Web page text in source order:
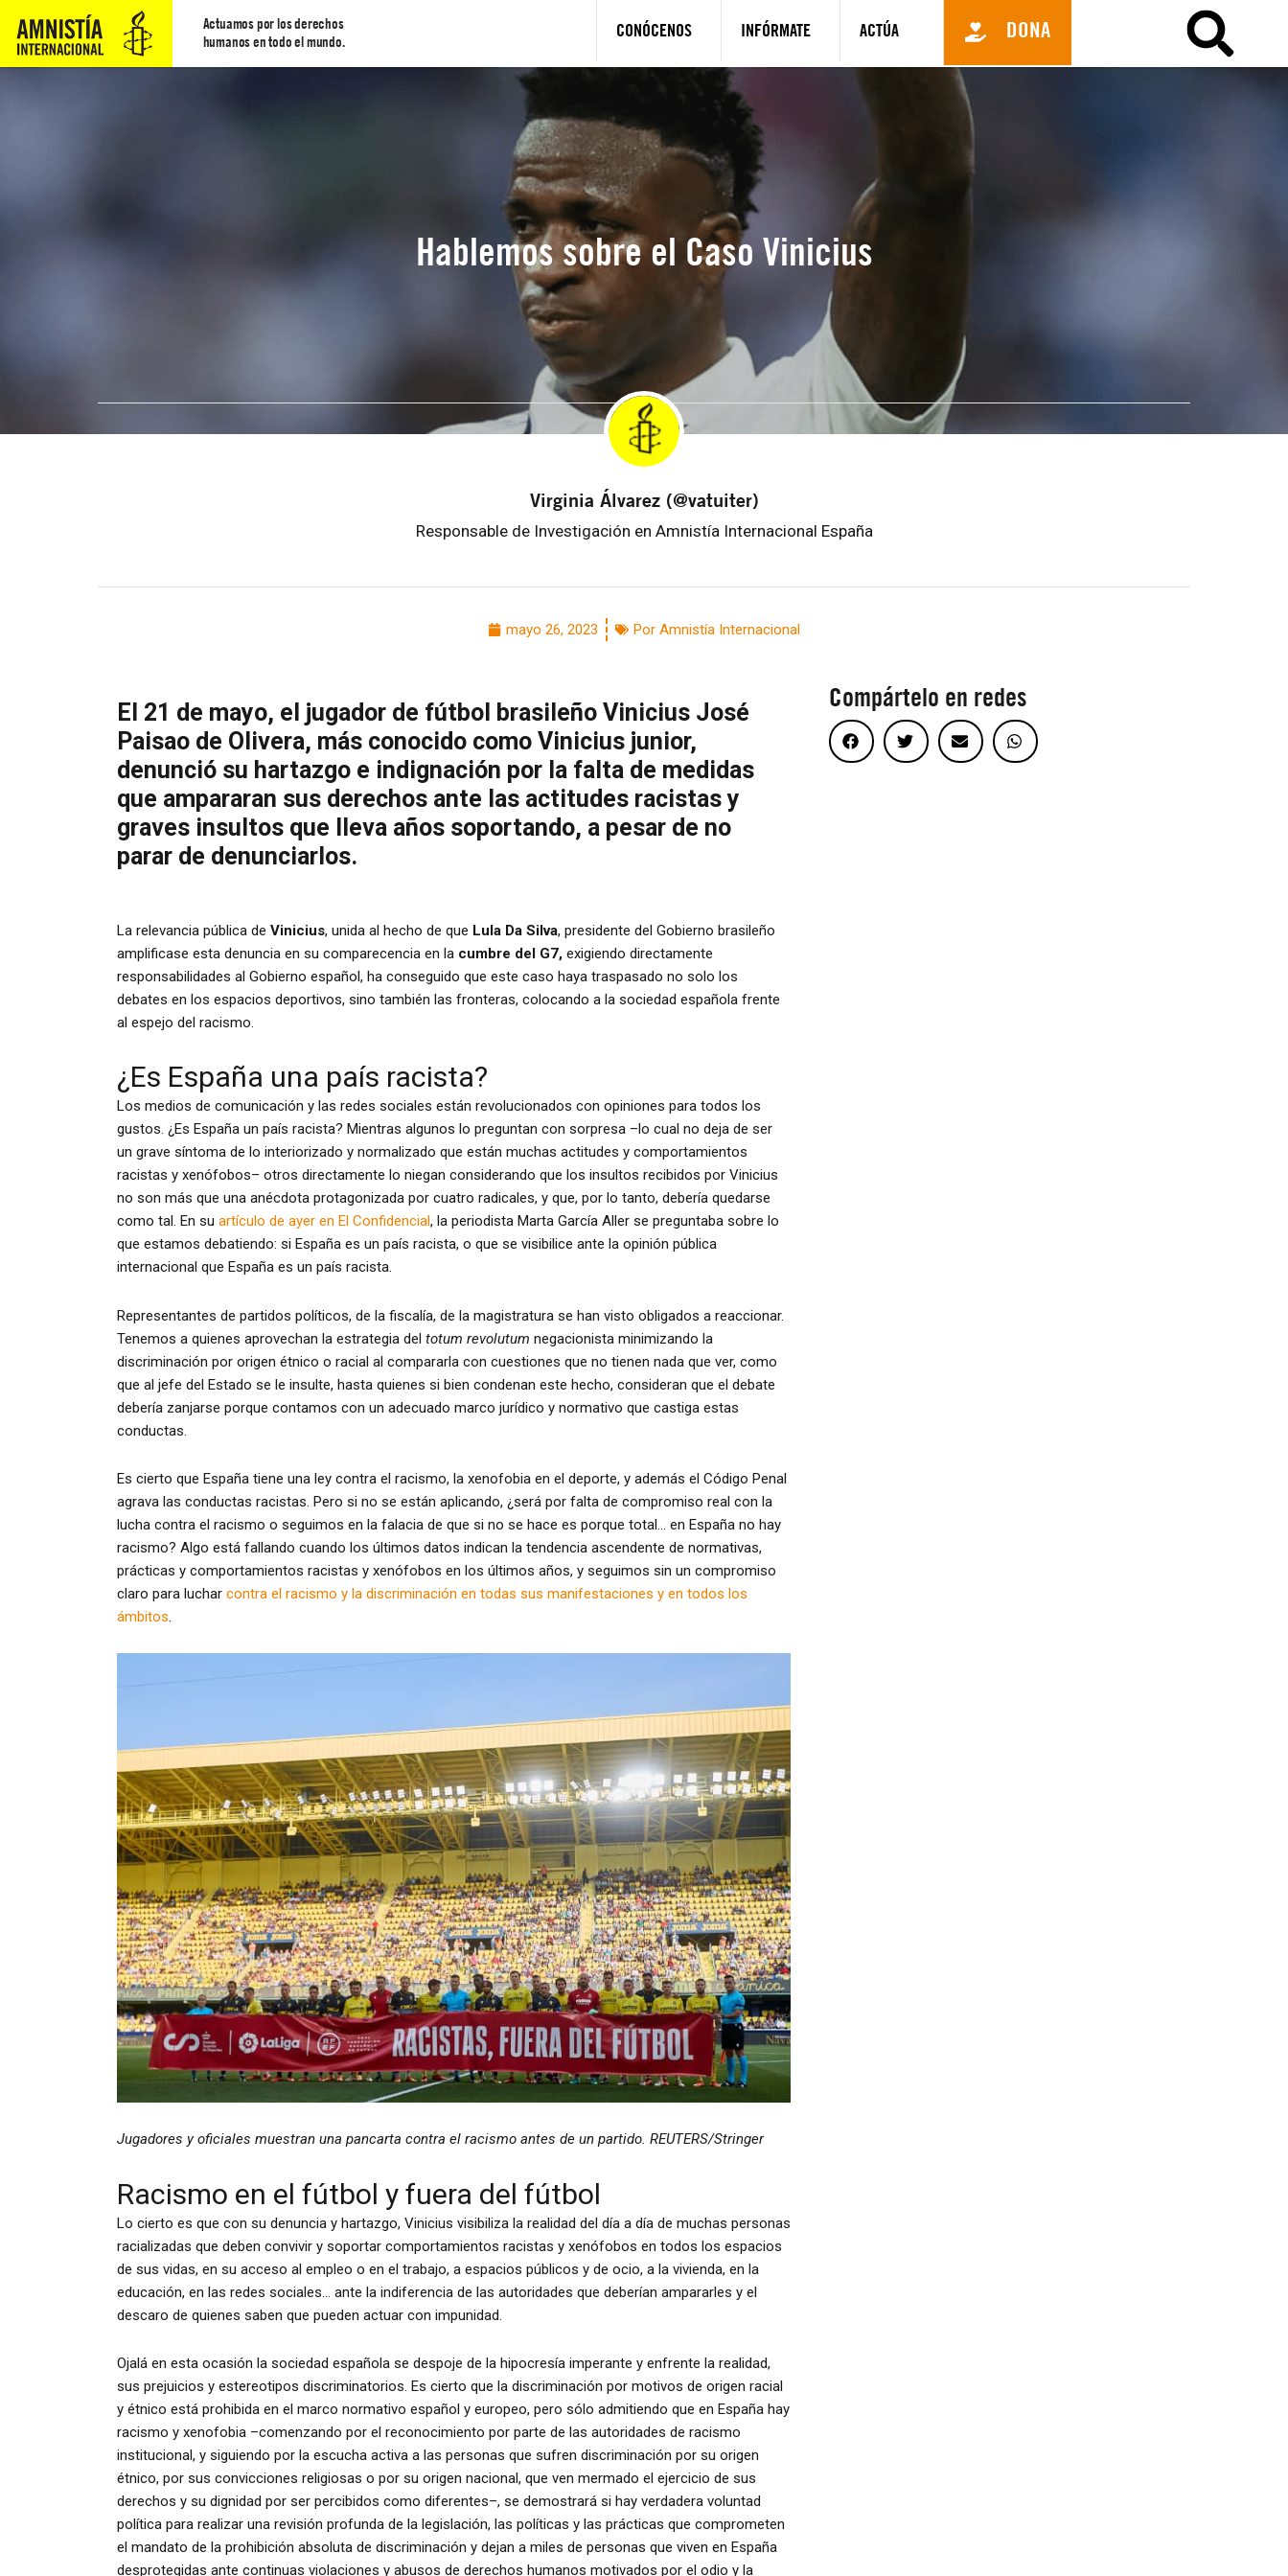
Actuamos por los derechos
humanos en todo el mundo.
CONÓCENOS INFÓRMATE ACTÚA DONA
Hablemos sobre el Caso Vinicius
Virginia Álvarez (@vatuiter)
Responsable de Investigación en Amnistía Internacional España
mayo 26, 2023 Por Amnistía Internacional
El 21 de mayo, el jugador de fútbol brasileño Vinicius José
Paisao de Olivera, más conocido como Vinicius junior,
denunció su hartazgo e indignación por la falta de medidas
que ampararan sus derechos ante las actitudes racistas y
graves insultos que lleva años soportando, a pesar de no
parar de denunciarlos.
La relevancia pública de Vinicius, unida al hecho de que Lula Da Silva, presidente del Gobierno brasileño
amplificase esta denuncia en su comparecencia en la cumbre del G7, exigiendo directamente
responsabilidades al Gobierno español, ha conseguido que este caso haya traspasado no solo los
debates en los espacios deportivos, sino también las fronteras, colocando a la sociedad española frente
al espejo del racismo.
¿Es España una país racista?
Los medios de comunicación y las redes sociales están revolucionados con opiniones para todos los
gustos. ¿Es España un país racista? Mientras algunos lo preguntan con sorpresa –lo cual no deja de ser
un grave síntoma de lo interiorizado y normalizado que están muchas actitudes y comportamientos
racistas y xenófobos– otros directamente lo niegan considerando que los insultos recibidos por Vinicius
no son más que una anécdota protagonizada por cuatro radicales, y que, por lo tanto, debería quedarse
como tal. En su artículo de ayer en El Confidencial, la periodista Marta García Aller se preguntaba sobre lo
que estamos debatiendo: si España es un país racista, o que se visibilice ante la opinión pública
internacional que España es un país racista.
Representantes de partidos políticos, de la fiscalía, de la magistratura se han visto obligados a reaccionar.
Tenemos a quienes aprovechan la estrategia del totum revolutum negacionista minimizando la
discriminación por origen étnico o racial al compararla con cuestiones que no tienen nada que ver, como
que al jefe del Estado se le insulte, hasta quienes si bien condenan este hecho, consideran que el debate
debería zanjarse porque contamos con un adecuado marco jurídico y normativo que castiga estas
conductas.
Es cierto que España tiene una ley contra el racismo, la xenofobia en el deporte, y además el Código Penal
agrava las conductas racistas. Pero si no se están aplicando, ¿será por falta de compromiso real con la
lucha contra el racismo o seguimos en la falacia de que si no se hace es porque total… en España no hay
racismo? Algo está fallando cuando los últimos datos indican la tendencia ascendente de normativas,
prácticas y comportamientos racistas y xenófobos en los últimos años, y seguimos sin un compromiso
claro para luchar contra el racismo y la discriminación en todas sus manifestaciones y en todos los
ámbitos.
Jugadores y oficiales muestran una pancarta contra el racismo antes de un partido. REUTERS/Stringer
Racismo en el fútbol y fuera del fútbol
Lo cierto es que con su denuncia y hartazgo, Vinicius visibiliza la realidad del día a día de muchas personas
racializadas que deben convivir y soportar comportamientos racistas y xenófobos en todos los espacios
de sus vidas, en su acceso al empleo o en el trabajo, a espacios públicos y de ocio, a la vivienda, en la
educación, en las redes sociales… ante la indiferencia de las autoridades que deberían ampararles y el
descaro de quienes saben que pueden actuar con impunidad.
Ojalá en esta ocasión la sociedad española se despoje de la hipocresía imperante y enfrente la realidad,
sus prejuicios y estereotipos discriminatorios. Es cierto que la discriminación por motivos de origen racial
y étnico está prohibida en el marco normativo español y europeo, pero sólo admitiendo que en España hay
racismo y xenofobia –comenzando por el reconocimiento por parte de las autoridades de racismo
institucional, y siguiendo por la escucha activa a las personas que sufren discriminación por su origen
étnico, por sus convicciones religiosas o por su origen nacional, que ven mermado el ejercicio de sus
derechos y su dignidad por ser percibidos como diferentes–, se demostrará si hay verdadera voluntad
política para realizar una revisión profunda de la legislación, las políticas y las prácticas que comprometen
el mandato de la prohibición absoluta de discriminación y dejan a miles de personas que viven en España
desprotegidas ante continuas violaciones y abusos de derechos humanos motivados por el odio y la
Compártelo en redes